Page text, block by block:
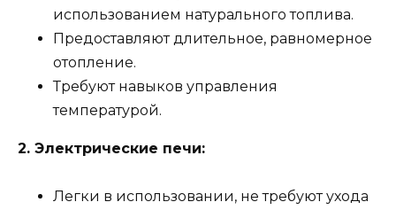
использованием натурального топлива.
Предоставляют длительное, равномерное
отопление.
Требуют навыков управления
температурой.
2. Электрические печи:
Легки в использовании, не требуют ухода